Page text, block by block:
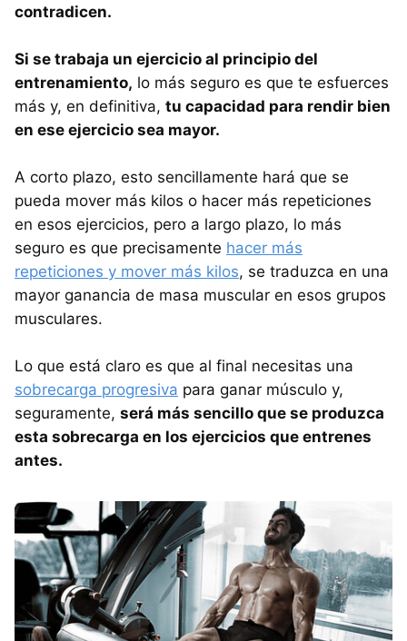
contradicen.
Si se trabaja un ejercicio al principio del
entrenamiento, lo más seguro es que te esfuerces
más y, en definitiva, tu capacidad para rendir bien
en ese ejercicio sea mayor.
A corto plazo, esto sencillamente hará que se
pueda mover más kilos o hacer más repeticiones
en esos ejercicios, pero a largo plazo, lo más
seguro es que precisamente hacer más
repeticiones y mover más kilos, se traduzca en una
mayor ganancia de masa muscular en esos grupos
musculares.
Lo que está claro es que al final necesitas una
sobrecarga progresiva para ganar músculo y,
seguramente, será más sencillo que se produzca
esta sobrecarga en los ejercicios que entrenes
antes.